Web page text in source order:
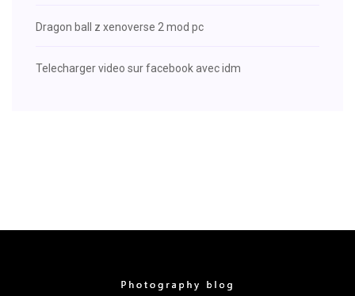
Dragon ball z xenoverse 2 mod pc
Telecharger video sur facebook avec idm